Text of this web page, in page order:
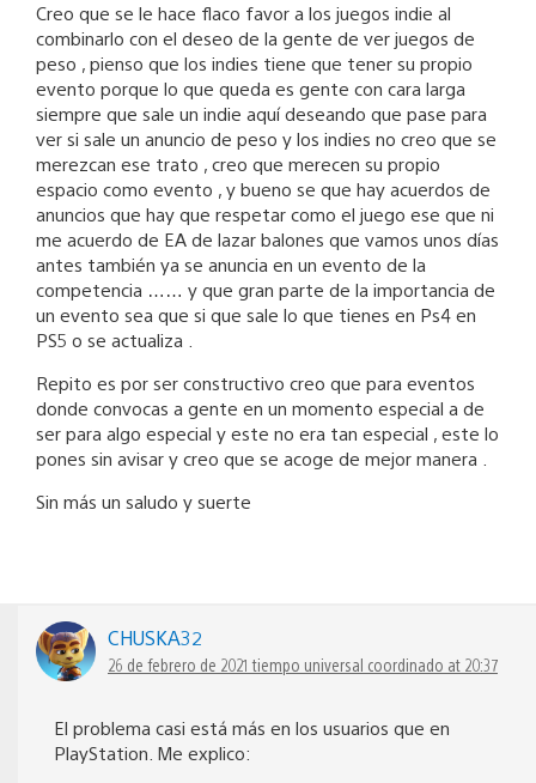
Creo que se le hace flaco favor a los juegos indie al
combinarlo con el deseo de la gente de ver juegos de
peso , pienso que los indies tiene que tener su propio
evento porque lo que queda es gente con cara larga
siempre que sale un indie aquí deseando que pase para
ver si sale un anuncio de peso y los indies no creo que se
merezcan ese trato , creo que merecen su propio
espacio como evento , y bueno se que hay acuerdos de
anuncios que hay que respetar como el juego ese que ni
me acuerdo de EA de lazar balones que vamos unos días
antes también ya se anuncia en un evento de la
competencia …… y que gran parte de la importancia de
un evento sea que si que sale lo que tienes en Ps4 en
PS5 o se actualiza .
Repito es por ser constructivo creo que para eventos
donde convocas a gente en un momento especial a de
ser para algo especial y este no era tan especial , este lo
pones sin avisar y creo que se acoge de mejor manera .
Sin más un saludo y suerte
CHUSKA32
26 de febrero de 2021 tiempo universal coordinado at 20:37
El problema casi está más en los usuarios que en
PlayStation. Me explico: